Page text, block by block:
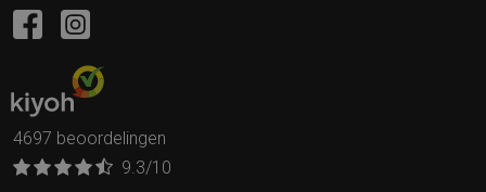
4697 beoordelingen
9.3/10